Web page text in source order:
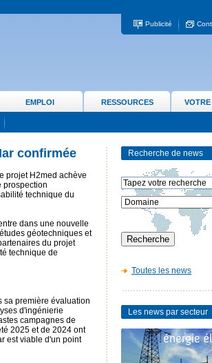
Publicité
EMPLOI RESSOURCES
confirmée
projet H2med achève
prospection
technique du
dans une nouvelle
géotechniques et
du projet
technique de
sa première évaluation
d'ingénierie
campagnes de
2025 et de 2024 ont
est viable d'un point
Recherche de news
Toutes les news
Les news par secteur